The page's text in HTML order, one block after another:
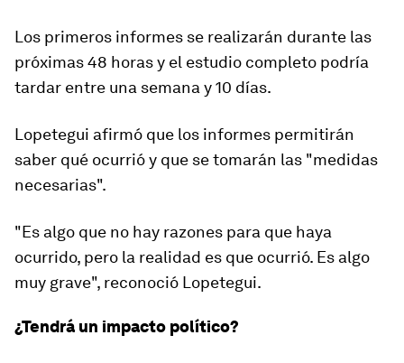
Los primeros informes se realizarán durante las
próximas 48 horas y el estudio completo podría
tardar entre una semana y 10 días.
Lopetegui afirmó que los informes permitirán
saber qué ocurrió y que se tomarán las "medidas
necesarias".
"Es algo que no hay razones para que haya
ocurrido, pero la realidad es que ocurrió. Es algo
muy grave", reconoció Lopetegui.
¿Tendrá un impacto político?